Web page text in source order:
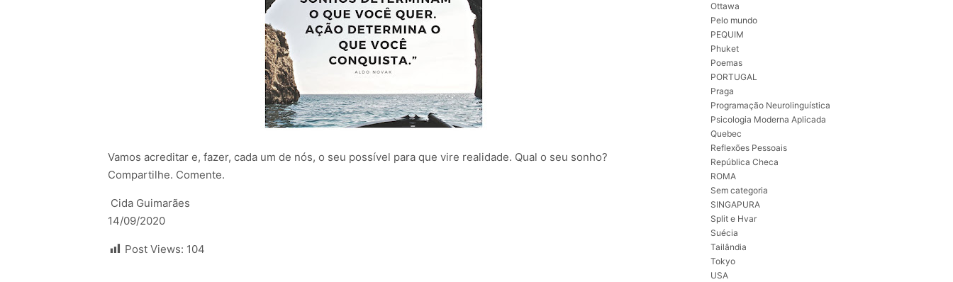
Vamos acreditar e, fazer, cada um de nós, o seu possível para que vire realidade. Qual o seu sonho?
Compartilhe. Comente.
Cida Guimarães
14/09/2020
Post Views: 104
Ottawa
Pelo mundo
PEQUIM
Phuket
Poemas
PORTUGAL
Praga
Programação Neurolinguística
Psicologia Moderna Aplicada
Quebec
Reflexões Pessoais
República Checa
ROMA
Sem categoria
SINGAPURA
Split e Hvar
Suécia
Tailândia
Tokyo
USA